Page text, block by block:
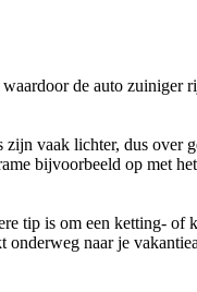
de auto zuiniger
vaak lichter, dus over
bijvoorbeeld op met
tip is om een ketting- of
onderweg naar je